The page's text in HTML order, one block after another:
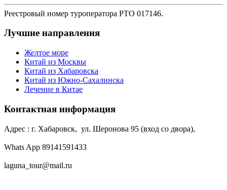
Реестровый номер туроператора РТО 017146.
Лучшие направления
Желтое море
Китай из Москвы
Китай из Хабаровска
Китай из Южно-Сахалинска
Лечение в Китае
Контактная информация
Адрес : г. Хабаровск, ул. Шеронова 95 (вход со двора),
Whats App 89141591433
laguna_tour@mail.ru